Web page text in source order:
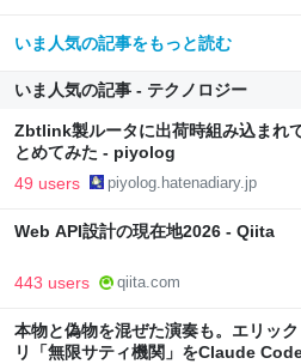
いま人気の記事をもっと読む
いま人気の記事 - テクノロジー
Zbtlink製ルータに出荷時組み込まれ
とめてみた - piyolog
49 users piyolog.hatenadiary.jp
Web API設計の現在地2026 - Qiita
443 users qiita.com
本物と偽物を混ぜた演奏も。エリッ
リ「無限サティ機関」をClaude